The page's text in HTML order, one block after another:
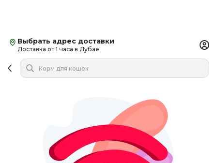
Выбрать адрес доставки
Доставка от 1 часа в Дубае